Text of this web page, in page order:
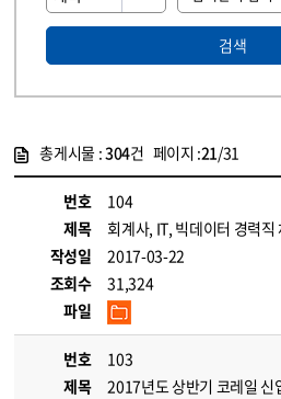
검색
총게시물 :304건 페이지 :21/31
번호
104
제목
회계사, IT, 빅데이터 경력
작성일
2017-03-22
조회수
31,324
파일
번호
103
제목
2017년도 상반기 코레일 신